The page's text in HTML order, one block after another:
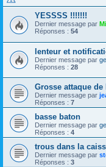
YESSSS !!!!!!!
Dernier message par
Réponses : 54
lenteur et
Dernier message par
Réponses : 28
Grosse attaque
Dernier message par
Réponses : 7
basse baton
Dernier message par
Réponses : 4
trous dans la
Dernier message par
Réponses : 3